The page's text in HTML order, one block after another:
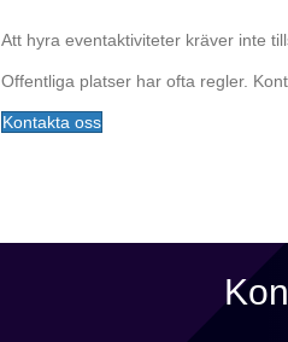
Att hyra eventaktiviteter kräver inte
Offentliga platser har ofta regler.
Kontakta oss